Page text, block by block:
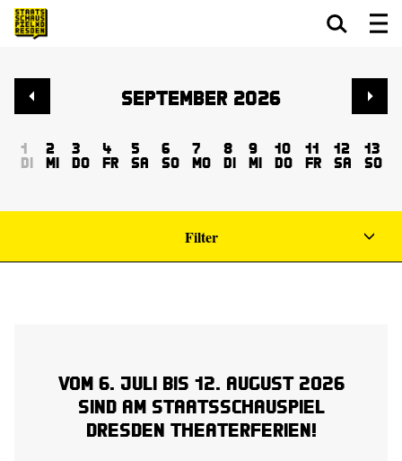
September 2026
1
Di
2
Mi
3
Do
4
Fr
5
Sa
6
So
7
Mo
8
Di
9
Mi
10
Do
11
Fr
12
Sa
13
So
Filter
Vom 6. Juli bis 12. August 2026
sind am Staatsschauspiel
Dresden Theaterferien!